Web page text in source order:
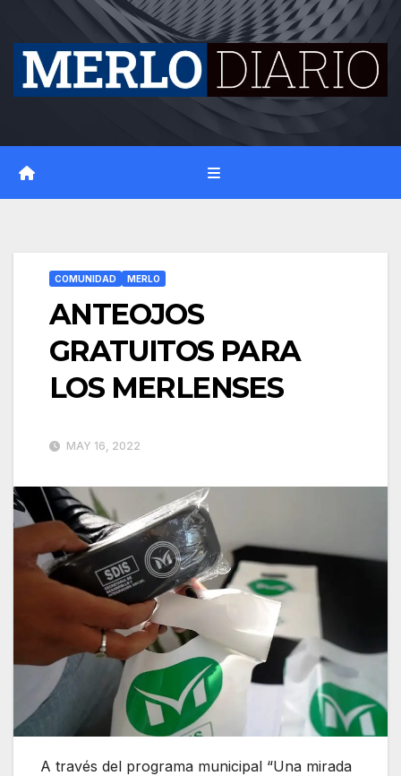
content
COMUNIDAD MERLO
ANTEOJOS
GRATUITOS PARA
LOS MERLENSES
MAY 16, 2022
A través del programa municipal “Una mirada